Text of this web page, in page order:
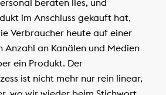
beraten lies, und
im Anschluss gekauft hat,
Verbraucher heute auf einer
Anzahl an Kanälen und Medien
ein Produkt. Der
ist nicht mehr nur rein linear,